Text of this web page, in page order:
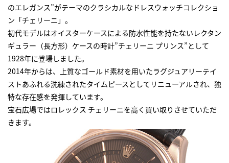
のエレガンス”がテーマのクラシカルなドレスウォッチコレクショ
ン「チェリーニ」。
初代モデルはオイスターケースによる防水性能を持たないレクタン
ギュラー（長方形）ケースの時計”チェリーニ プリンス”として
1928年に登場しました。
2014年からは、上質なゴールド素材を用いたラグジュアリーテイ
ストあふれる洗練されたタイムピースとしてリニューアルされ、独
特な存在感を発揮しています。
宝石広場ではロレックス チェリーニを高く買い取りさせていただ
きます。